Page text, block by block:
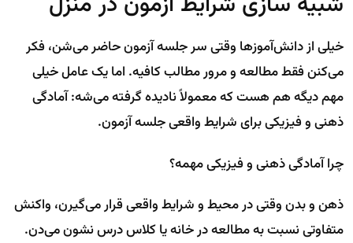
خیلی از دانش‌آموزها وقتی سر جلسه آزمون حاضر می‌شن، فکر
می‌کنن فقط مطالعه و مرور مطالب کافیه. اما یک عامل خیلی
مهم دیگه هم هست که معمولاً نادیده گرفته می‌شه: آمادگی
ذهنی و فیزیکی برای شرایط واقعی جلسه آزمون.
چرا آمادگی ذهنی و فیزیکی مهمه؟
ذهن و بدن وقتی در محیط و شرایط واقعی قرار می‌گیرن، واکنش
متفاوتی نسبت به مطالعه در خانه یا کلاس درس نشون می‌دن.